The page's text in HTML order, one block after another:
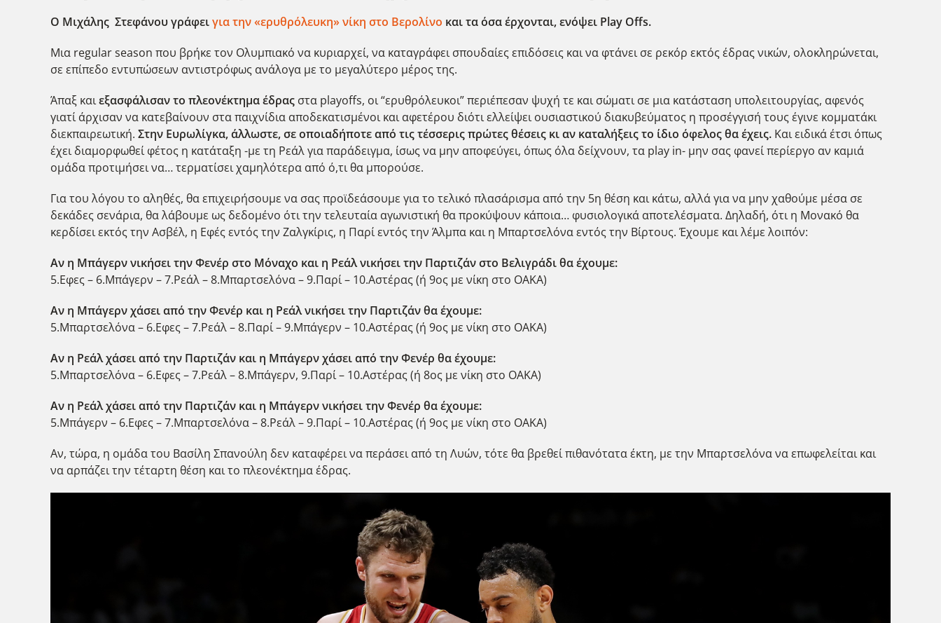
Ο Μιχάλης Στεφάνου γράφειγια την «ερυθρόλευκη» νίκη στο Βερολίνο και τα όσα έρχονται, ενόψει Play Offs.
Μια regular season που βρήκε τον Ολυμπιακό να κυριαρχεί, να καταγράφει σπουδαίες επιδόσεις και να φτάνει σε ρεκόρ εκτός έδρας νικών, ολοκληρώνεται,
σε επίπεδο εντυπώσεων αντιστρόφως ανάλογα με το μεγαλύτερο μέρος της.
Άπαξ καιεξασφάλισαν το πλεονέκτημα έδρας στα playoffs, οι “ερυθρόλευκοι” περιέπεσαν ψυχή τε και σώματι σε μια κατάσταση υπολειτουργίας, αφενός
γιατί άρχισαν να κατεβαίνουν στα παιχνίδια αποδεκατισμένοι και αφετέρου διότι ελλείψει ουσιαστικού διακυβεύματος η προσέγγισή τους έγινε κομματάκι
διεκπαιρεωτική. Στην Ευρωλίγκα, άλλωστε, σε οποιαδήποτε από τις τέσσερις πρώτες θέσεις κι αν καταλήξεις το ίδιο όφελος θα έχεις. Και ειδικά έτσι όπως
έχει διαμορφωθεί φέτος η κατάταξη -με τη Ρεάλ για παράδειγμα, ίσως να μην αποφεύγει, όπως όλα δείχνουν, τα play in- μην σας φανεί περίεργο αν καμιά
ομάδα προτιμήσει να… τερματίσει χαμηλότερα από ό,τι θα μπορούσε.
Για του λόγου το αληθές, θα επιχειρήσουμε να σας προϊδεάσουμε για το τελικό πλασάρισμα από την 5η θέση και κάτω, αλλά για να μην χαθούμε μέσα σε
δεκάδες σενάρια, θα λάβουμε ως δεδομένο ότι την τελευταία αγωνιστική θα προκύψουν κάποια… φυσιολογικά αποτελέσματα. Δηλαδή, ότι η Μονακό θα
κερδίσει εκτός την Ασβέλ, η Εφές εντός την Ζαλγκίρις, η Παρί εντός την Άλμπα και η Μπαρτσελόνα εντός την Βίρτους. Έχουμε και λέμε λοιπόν:
Αν η Μπάγερν νικήσει την Φενέρ στο Μόναχο και η Ρεάλ νικήσει την Παρτιζάν στο Βελιγράδι θα έχουμε:
5.Εφες – 6.Μπάγερν – 7.Ρεάλ – 8.Μπαρτσελόνα – 9.Παρί – 10.Αστέρας (ή 9ος με νίκη στο ΟΑΚΑ)
Αν η Μπάγερν χάσει από την Φενέρ και η Ρεάλ νικήσει την Παρτιζάν θα έχουμε:
5.Μπαρτσελόνα – 6.Εφες – 7.Ρεάλ – 8.Παρί – 9.Μπάγερν – 10.Αστέρας (ή 9ος με νίκη στο ΟΑΚΑ)
Αν η Ρεάλ χάσει από την Παρτιζάν και η Μπάγερν χάσει από την Φενέρ θα έχουμε:
5.Μπαρτσελόνα – 6.Εφες – 7.Ρεάλ – 8.Μπάγερν, 9.Παρί – 10.Αστέρας (ή 8ος με νίκη στο ΟΑΚΑ)
Αν η Ρεάλ χάσει από την Παρτιζάν και η Μπάγερν νικήσει την Φενέρ θα έχουμε:
5.Μπάγερν – 6.Εφες – 7.Μπαρτσελόνα – 8.Ρεάλ – 9.Παρί – 10.Αστέρας (ή 9ος με νίκη στο ΟΑΚΑ)
Αν, τώρα, η ομάδα του Βασίλη Σπανούλη δεν καταφέρει να περάσει από τη Λυών, τότε θα βρεθεί πιθανότατα έκτη, με την Μπαρτσελόνα να επωφελείται και
να αρπάζει την τέταρτη θέση και το πλεονέκτημα έδρας.